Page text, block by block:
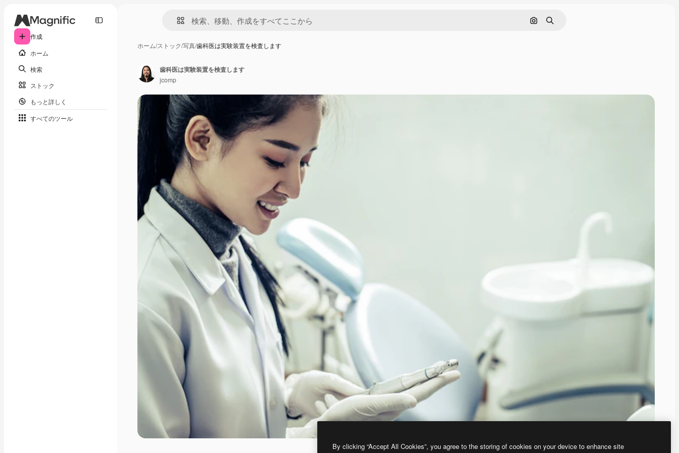
作成
ホーム
検索
ストック
もっと詳しく
すべてのツール
画像で検索
検索
ホーム/ストック/写真/歯科医は実験装置を検査します
歯科医は実験装置を検査します
jcomp
By clicking “Accept All Cookies”, you agree to the storing of cookies on your device to enhance site